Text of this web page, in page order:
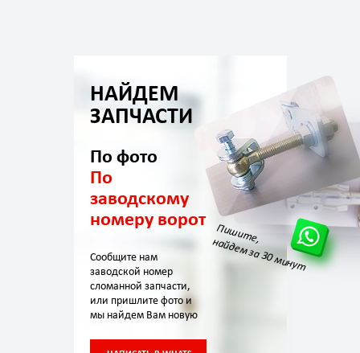
НАЙДЕМ
ЗАПЧАСТИ
По фото
По
заводскому
номеру ворот
Сообщите нам
заводской номер
сломанной запчасти,
или пришлите фото и
мы найдем Вам новую
Пишите,
найдем за 30 минут